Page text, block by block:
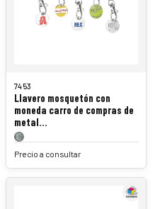
7453
Llavero mosquetón con
moneda carro de compras de
metal…
Precio a consultar